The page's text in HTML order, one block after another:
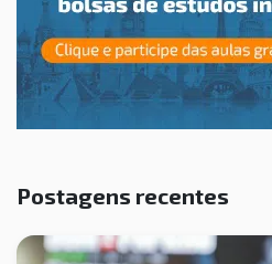
Postagens recentes